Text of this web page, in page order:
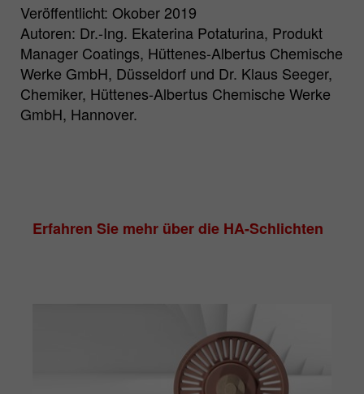
Veröffentlicht: Okober 2019
Autoren: Dr.-Ing. Ekaterina Potaturina, Produkt
Manager Coatings, Hüttenes-Albertus Chemische
Werke GmbH, Düsseldorf und Dr. Klaus Seeger,
Chemiker, Hüttenes-Albertus Chemische Werke
GmbH, Hannover.
Erfahren Sie mehr über die HA-Schlichten